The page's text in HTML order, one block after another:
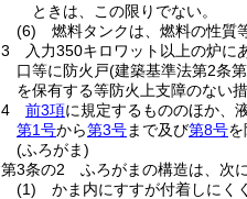
ときは、この限りでない。
(6)
燃料タンクは、燃料の性質
3
入力350キロワット以上の炉に
口等に防火戸(建築基準法第2条
を保有する等防火上支障のない
4
前3項に規定するもののほか、
第1号から第3号まで及び第8号
(ふろがま)
第3条の2
ふろがまの構造は、次
(1)
かま内にすすが付着しにく